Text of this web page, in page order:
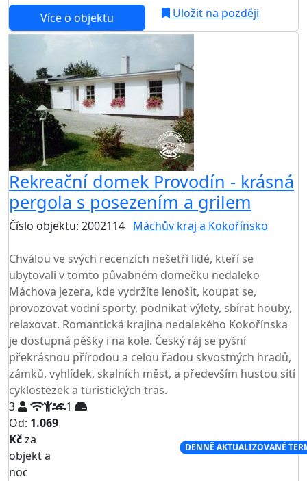
Více o objektu
Uložit na později
Rekreační domek Provodín - krásná
pergola s posezením a grilem
Číslo objektu: 2002114 Máchův kraj a Kokořínsko
Chválou ve svých recenzích nešetří lidé, kteří se
ubytovali v tomto půvabném domečku nedaleko
Máchova jezera, kde vydržíte lenošit, koupat se,
provozovat vodní sporty, podnikat výlety, sbírat houby,
relaxovat. Romantická krajina nedalekého Kokořínska
je dostupná pěšky i na kole. Český ráj se pyšní
překrásnou přírodou a celou řadou skvostných hradů,
zámků, vyhlídek, skalních měst, a především hustou sítí
cyklostezek a turistických tras.
3
1
Od: 1.069
Kčza
objekt a
noc
DENNĚ AKTUALIZOVANÉ